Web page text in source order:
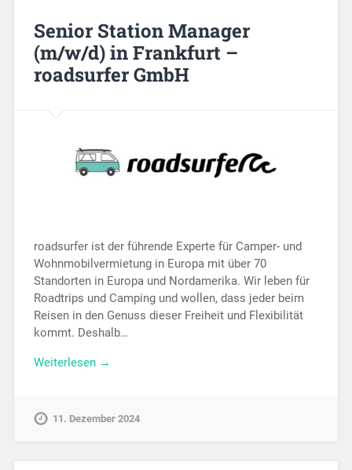
Senior Station Manager
(m/w/d) in Frankfurt –
roadsurfer GmbH
roadsurfer ist der führende Experte für Camper- und
Wohnmobilvermietung in Europa mit über 70
Standorten in Europa und Nordamerika. Wir leben für
Roadtrips und Camping und wollen, dass jeder beim
Reisen in den Genuss dieser Freiheit und Flexibilität
kommt. Deshalb…
Weiterlesen →
11. Dezember 2024